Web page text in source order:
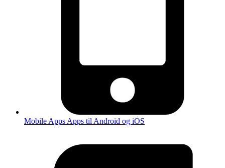
Mobile Apps Apps til Android og iOS